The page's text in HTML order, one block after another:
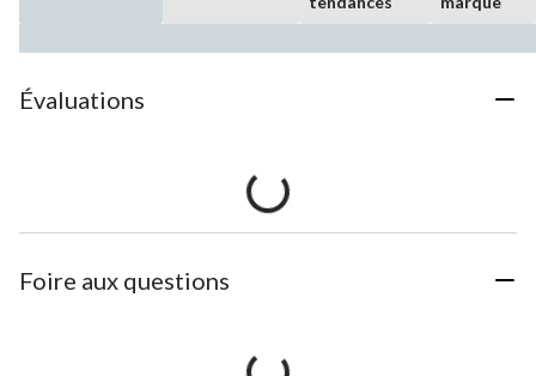
Évaluations
Foire aux questions